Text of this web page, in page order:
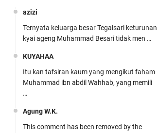
azizi
Ternyata keluarga besar Tegalsari keturunan
kyai ageng Muhammad Besari tidak men …
KUYAHAA
Itu kan tafsiran kaum yang mengikut faham
Muhammad ibn abdil Wahhab, yang memili
…
Agung W.K.
This comment has been removed by the